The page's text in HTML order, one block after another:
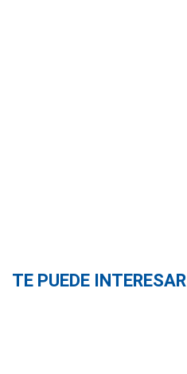
TE PUEDE INTERESAR